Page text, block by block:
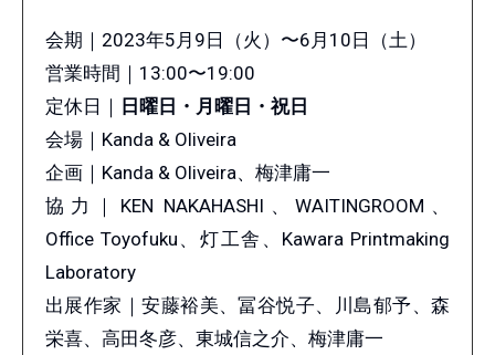
会期｜2023年5月9日（火）〜6月10日（土）
営業時間｜13:00〜19:00
定休日｜ 日曜日・月曜日・祝日
会場｜Kanda & Oliveira
企画｜Kanda & Oliveira、梅津庸一
協力｜KEN NAKAHASHI、WAITINGROOM、
Office Toyofuku、灯工舎、Kawara Printmaking
Laboratory
出展作家｜安藤裕美、冨谷悦子、川島郁予、森
栄喜、高田冬彦、東城信之介、梅津庸一